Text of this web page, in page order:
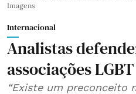
Imagens
Internacional
Analistas
associações
“Existe um preconceito